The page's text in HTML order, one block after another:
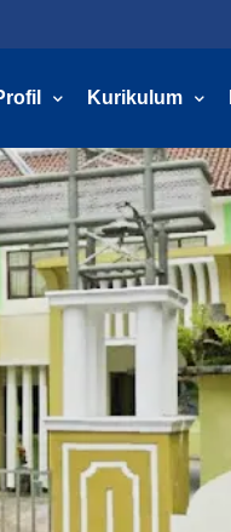
Kurikulum